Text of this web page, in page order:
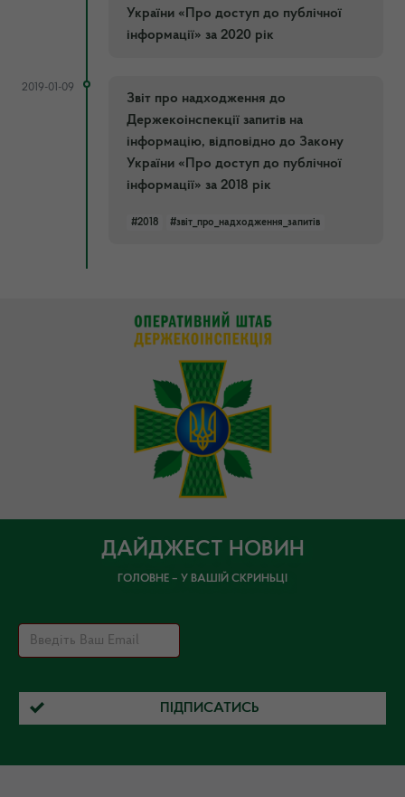
України «Про доступ до публічної
інформації» за 2020 рік
2019-01-09
Звіт про надходження до
Держекоінспекції запитів на
інформацію, відповідно до Закону
України «Про доступ до публічної
інформації» за 2018 рік
#2018 #звіт_про_надходження_запитів
ДАЙДЖЕСТ НОВИН
ГОЛОВНЕ – У ВАШІЙ СКРИНЬЦІ
ПІДПИСАТИСЬ